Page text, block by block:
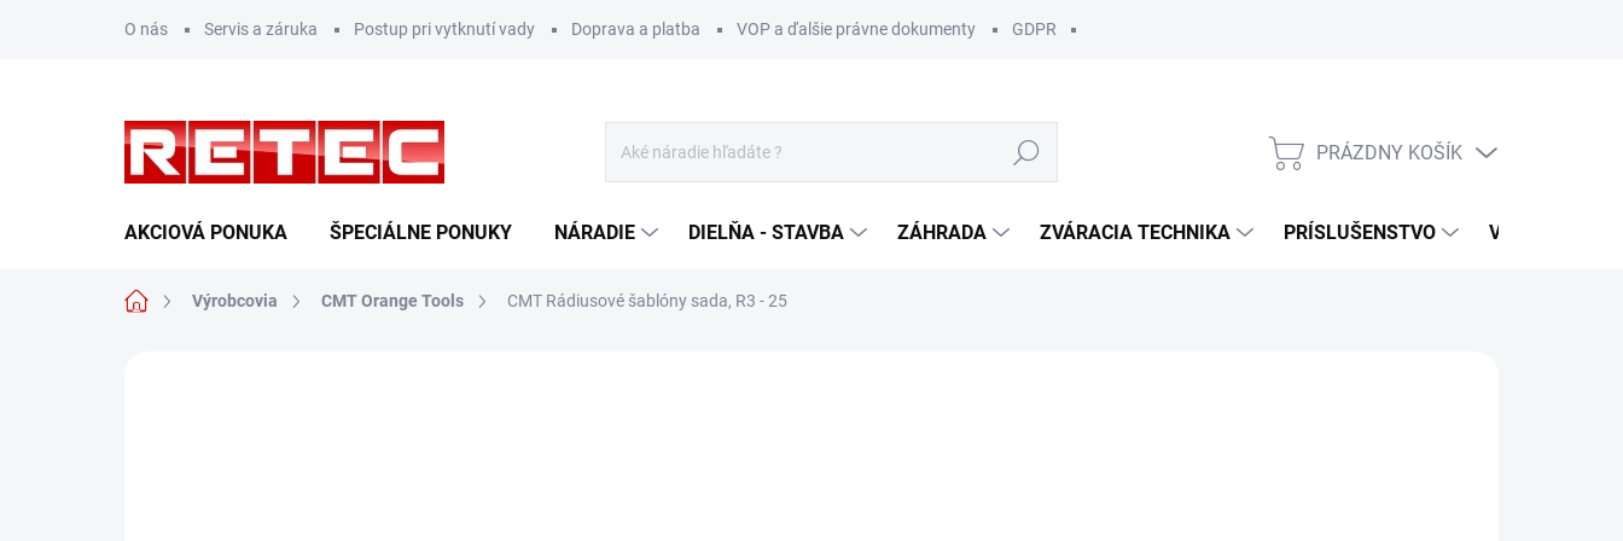
O nás Servis a záruka Postup pri vytknutí vady Doprava a platba VOP a ďalšie právne dokumenty GDPR
Hľadať
NÁKUPNÝ
PRÁZDNY KOŠÍK
AKCIOVÁ PONUKA ŠPECIÁLNE PONUKY NÁRADIE DIELŇA - STAVBA ZÁHRADA ZVÁRACIA TECHNIKA PRÍSLUŠENSTVO VÝROBCOVIA
DomovVýrobcovia CMT Orange Tools CMT Rádiusové šablóny sada, R3 - 25